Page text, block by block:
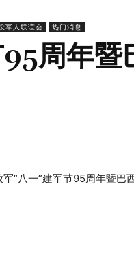
军人联谊会 热门消息
周年
“八一”建军节95周年暨